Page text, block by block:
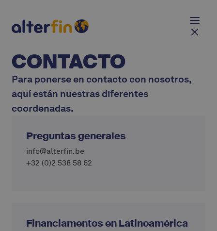
CONTACTO
Para ponerse en contacto con nosotros,
aquí están nuestras diferentes
coordenadas.
Preguntas generales
info@alterfin.be
+32 (0)2 538 58 62
Financiamentos en Latinoamérica